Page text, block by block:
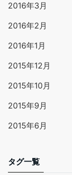
2016年3月
2016年2月
2016年1月
2015年12月
2015年10月
2015年9月
2015年6月
タグ一覧